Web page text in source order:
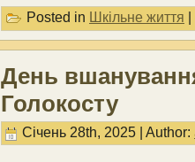
Posted in Шкільне життя |
День
Голокосту
Січень 28th, 2025 | Author: